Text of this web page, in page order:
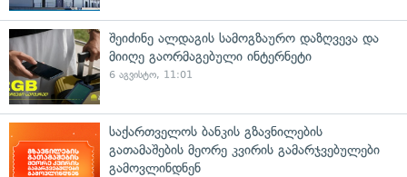
შეიძინე ალდაგის სამოგზაურო დაზღვევა და
მიიღე გაორმაგებული ინტერნეტი
6 აგვისტო, 11:01
საქართველოს ბანკის გზავნილების
გათამაშების მეორე კვირის გამარჯვებულები
გამოვლინდნენ